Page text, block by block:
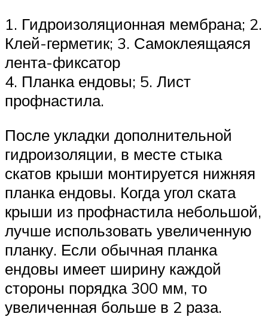
1. Гидроизоляционная мембрана; 2.
Клей-герметик; 3. Самоклеящаяся
лента-фиксатор
4. Планка ендовы; 5. Лист
профнастила.
После укладки дополнительной
гидроизоляции, в месте стыка
скатов крыши монтируется нижняя
планка ендовы. Когда угол ската
крыши из профнастила небольшой,
лучше использовать увеличенную
планку. Если обычная планка
ендовы имеет ширину каждой
стороны порядка 300 мм, то
увеличенная больше в 2 раза.